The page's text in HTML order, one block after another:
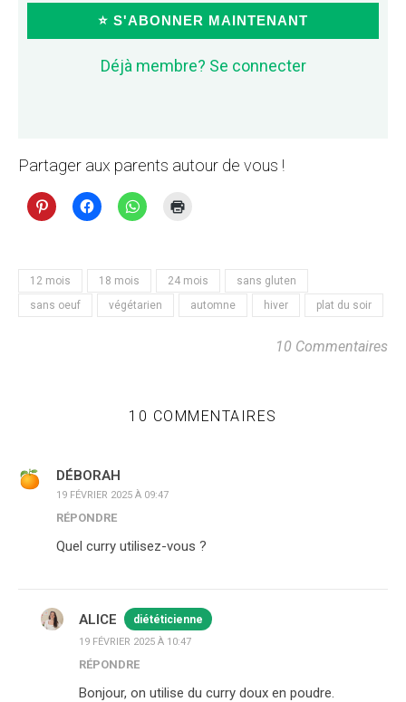
⭐ S'ABONNER MAINTENANT
Déjà membre? Se connecter
Partager aux parents autour de vous !
12 mois 18 mois 24 mois
sans gluten
sans oeuf
végétarien automne hiver plat du soir
10 Commentaires
10 COMMENTAIRES
DÉBORAH
19 FÉVRIER 2025 À 09:47
RÉPONDRE
Quel curry utilisez-vous ?
ALICE diététicienne
19 FÉVRIER 2025 À 10:47
RÉPONDRE
Bonjour, on utilise du curry doux en poudre.